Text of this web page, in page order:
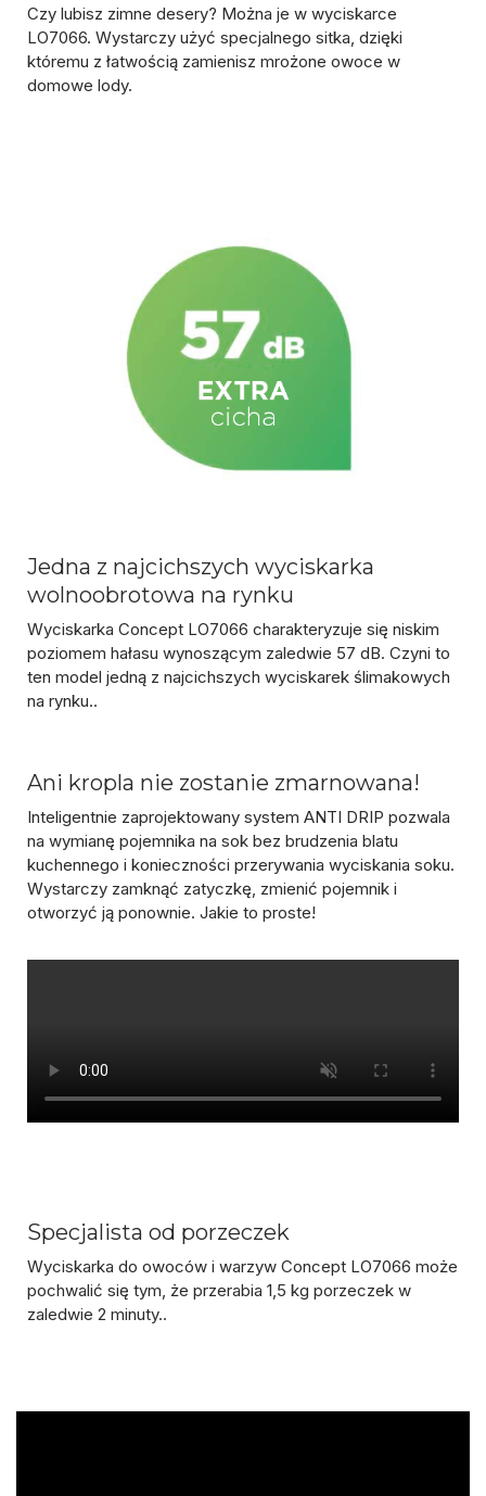
Czy lubisz zimne desery? Można je w wyciskarce
LO7066. Wystarczy użyć specjalnego sitka, dzięki
któremu z łatwością zamienisz mrożone owoce w
domowe lody.
Jedna z najcichszych wyciskarka
wolnoobrotowa na rynku
Wyciskarka Concept LO7066 charakteryzuje się niskim
poziomem hałasu wynoszącym zaledwie 57 dB. Czyni to
ten model jedną z najcichszych wyciskarek ślimakowych
na rynku..
Ani kropla nie zostanie zmarnowana!
Inteligentnie zaprojektowany system ANTI DRIP pozwala
na wymianę pojemnika na sok bez brudzenia blatu
kuchennego i konieczności przerywania wyciskania soku.
Wystarczy zamknąć zatyczkę, zmienić pojemnik i
otworzyć ją ponownie. Jakie to proste!
Specjalista od porzeczek
Wyciskarka do owoców i warzyw Concept LO7066 może
pochwalić się tym, że przerabia 1,5 kg porzeczek w
zaledwie 2 minuty..